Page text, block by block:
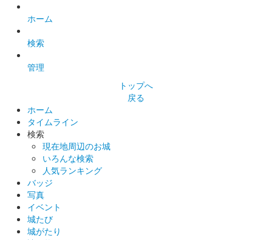
ホーム
検索
管理
トップへ
戻る
ホーム
タイムライン
検索
現在地周辺のお城
いろんな検索
人気ランキング
バッジ
写真
イベント
城たび
城がたり